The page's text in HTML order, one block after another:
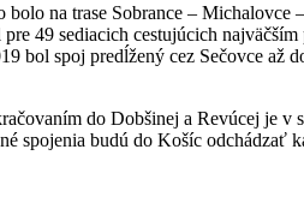
na trase Sobrance –
49 sediacich cestujúcich
spoj predĺžený cez Sečovce až
do Dobšinej a Revúcej je
spojenia budú do Košíc odchádzať